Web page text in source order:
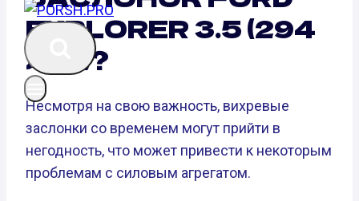
EXPLORER 3.5 (294
Л.С.)?
Несмотря на свою важность, вихревые
заслонки со временем могут прийти в
негодность, что может привести к некоторым
проблемам с силовым агрегатом.